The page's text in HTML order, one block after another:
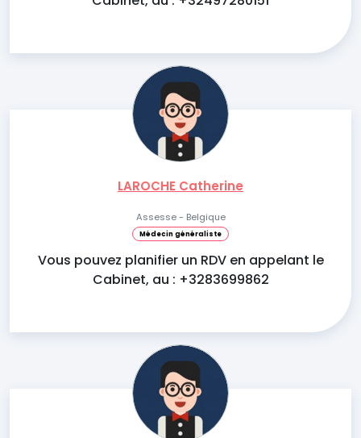
LAROCHE Catherine
Assesse - Belgique
Médecin généraliste
Vous pouvez planifier un RDV en appelant le
Cabinet, au : +3283699862